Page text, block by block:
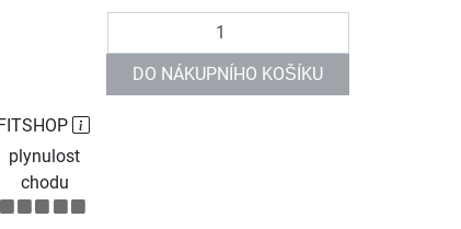
DO NÁKUPNÍHO KOŠÍKU
plynulost
chodu